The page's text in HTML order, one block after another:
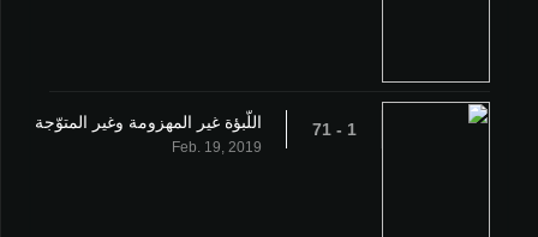
1 - 71 اللّبؤة غير المهزومة وغير المتوّجة
Feb. 19, 2019